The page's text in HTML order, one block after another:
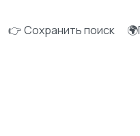
👉 Сохранить поиск